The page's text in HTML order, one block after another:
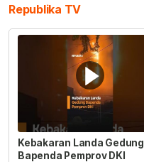
Republika TV
Kebakaran Landa Gedung
Bapenda Pemprov DKI